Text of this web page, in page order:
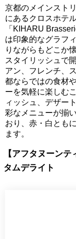
京都のメインスト
にあるクロスホテ
「KIHARU
は印象的なグラフ
りながらもどこか
スタイリッシュで
アン、フレンチ、
都ならではの食材
ーを気軽に楽しむ
ィッシュ、デザー
彩なメニューが揃
おり、赤・白とも
ます。
【アフタヌーン
タムデライト